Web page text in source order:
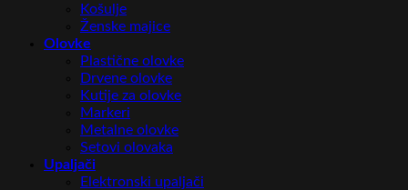
Košulje
Ženske majice
Olovke
Plastične olovke
Drvene olovke
Kutije za olovke
Markeri
Metalne olovke
Setovi olovaka
Upaljači
Elektronski upaljači